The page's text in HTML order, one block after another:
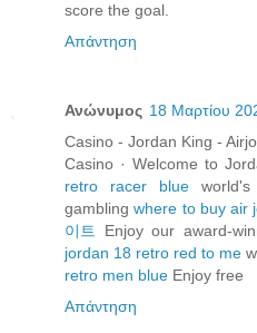
score the goal.
Απάντηση
Ανώνυμος 18 Μαρτίου
Casino - Jordan King -
Casino · Welcome to
retro racer blue
gamblingwhere to buy air
이트
Enjoy our award-
jordan 18 retro red to me
retro men blue Enjoy free
Απάντηση